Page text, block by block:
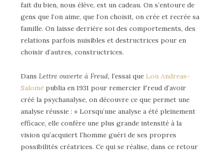
fait du bien, nous élève, est un cadeau. On s’entoure de
gens que l’on aime, que l’on choisit, on crée et recrée sa
famille. On laisse derrière soi des comportements, des
relations parfois nuisibles et destructrices pour en
choisir d’autres, constructrices.
Dans Lettre ouverte à Freud, l’essai que Lou Andreas-
Salomé publia en 1931 pour remercier Freud d’avoir
créé la psychanalyse, on découvre ce que permet une
analyse réussie : « Lorsqu’une analyse a été pleinement
efficace, elle confère une plus grande intensité à la
vision qu’acquiert l’homme guéri de ses propres
possibilités créatrices. Ce qui se réalise, dans ce retour